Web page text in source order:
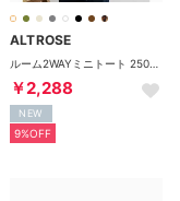
ALTROSE
￥2,288
NEW
9%OFF